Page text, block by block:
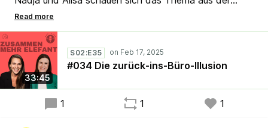
Perspektive von Lean und Agilität an – und
diskutieren, welche Chancen Unternehmen gerade
verpassen. Welche wissenschaftlichen Erkenntnisse
helfen wirklich, und welche Strukturen machen den
Unterschied? 🎧 Jetzt reinhören – Wäsche
aufhängen beim Hören ausdrücklich erlaubt!
33:45
S02:E35
#034 Die zurück-ins-Büro-Illusion
1 1 1